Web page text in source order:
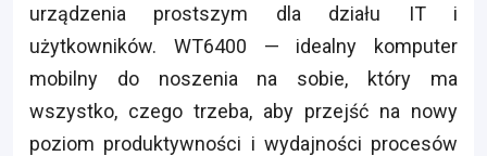
urządzenia prostszym dla działu IT i
użytkowników. WT6400 — idealny komputer
mobilny do noszenia na sobie, który ma
wszystko, czego trzeba, aby przejść na nowy
poziom produktywności i wydajności procesów